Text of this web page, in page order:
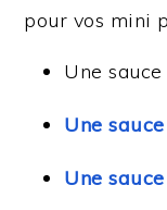
pour vos mini
Une
Une
Une